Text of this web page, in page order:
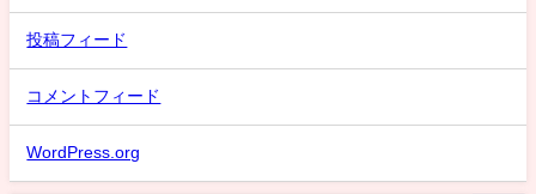
投稿フィード
コメントフィード
WordPress.org